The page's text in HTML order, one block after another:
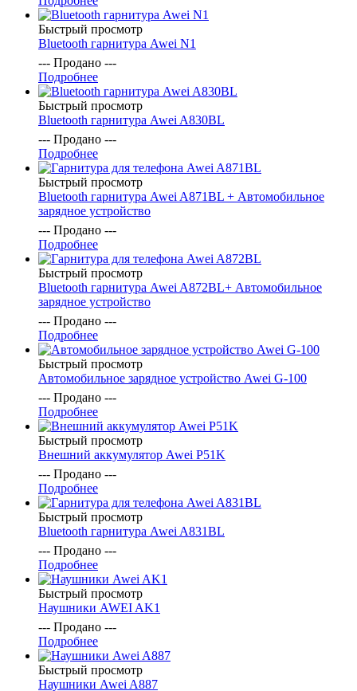
Быстрый просмотр
Bluetooth гарнитура Awei N1
--- Продано ---
Подробнее
Быстрый просмотр
Bluetooth гарнитура Awei A830BL
--- Продано ---
Подробнее
Быстрый просмотр
Bluetooth гарнитура Awei A871BL + Автомобильное
зарядное устройство
--- Продано ---
Подробнее
Быстрый просмотр
Bluetooth гарнитура Awei A872BL+ Автомобильное
зарядное устройство
--- Продано ---
Подробнее
Быстрый просмотр
Автомобильное зарядное устройство Awei G-100
--- Продано ---
Подробнее
Быстрый просмотр
Внешний аккумулятор Awei P51K
--- Продано ---
Подробнее
Быстрый просмотр
Bluetooth гарнитура Awei A831BL
--- Продано ---
Подробнее
Быстрый просмотр
Наушники AWEI AK1
--- Продано ---
Подробнее
Быстрый просмотр
Наушники Awei A887